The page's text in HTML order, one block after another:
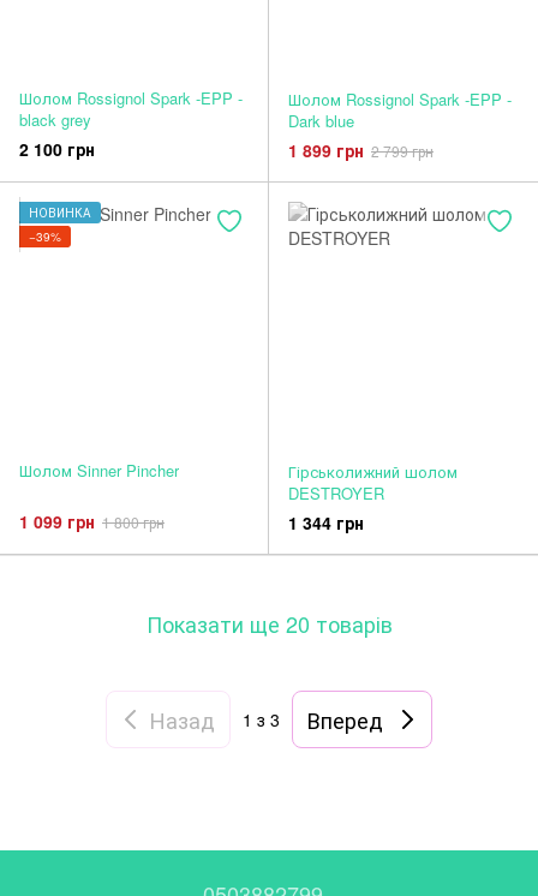
Шолом Rossignol Spark -EPP -
black grey
2 100 грн
Шолом Rossignol Spark -EPP -
Dark blue
1 899 грн 2 799 грн
НОВИНКА
−39%
Шолом Sinner Pincher
1 099 грн 1 800 грн
Гірськолижний шолом
DESTROYER
1 344 грн
Показати ще 20 товарів
Назад 1 з 3 Вперед